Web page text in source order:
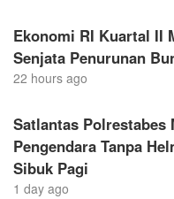
Ekonomi RI Kuartal II
Senjata Penurunan
22 hours ago
Satlantas Polrestabes
Pengendara Tanpa
Sibuk Pagi
1 day ago